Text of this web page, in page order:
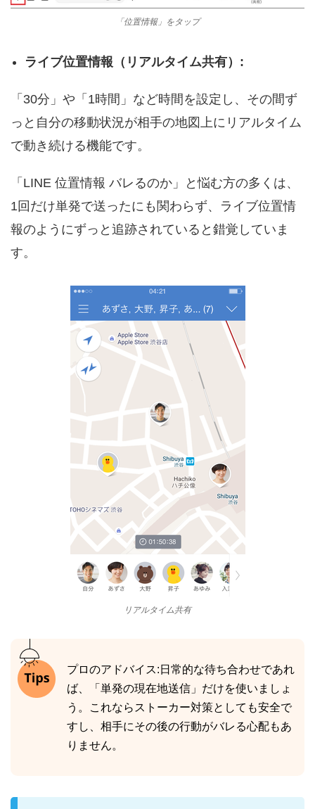
「位置情報」をタップ
ライブ位置情報（リアルタイム共有）:
「30分」や「1時間」など時間を設定し、その間ず
っと自分の移動状況が相手の地図上にリアルタイム
で動き続ける機能です。
「LINE 位置情報 バレるのか」と悩む方の多くは、
1回だけ単発で送ったにも関わらず、ライブ位置情
報のようにずっと追跡されていると錯覚していま
す。
リアルタイム共有
プロのアドバイス:日常的な待ち合わせであれ
ば、「単発の現在地送信」だけを使いましょ
う。これならストーカー対策としても安全で
すし、相手にその後の行動がバレる心配もあ
りません。